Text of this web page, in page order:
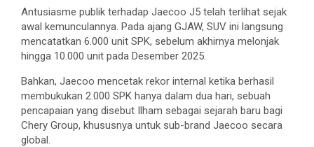
Antusiasme publik terhadap Jaecoo J5 telah terlihat sejak
awal kemunculannya. Pada ajang GJAW, SUV ini langsung
mencatatkan 6.000 unit SPK, sebelum akhirnya melonjak
hingga 10.000 unit pada Desember 2025.
Bahkan, Jaecoo mencetak rekor internal ketika berhasil
membukukan 2.000 SPK hanya dalam dua hari, sebuah
pencapaian yang disebut Ilham sebagai sejarah baru bagi
Chery Group, khususnya untuk sub-brand Jaecoo secara
global.